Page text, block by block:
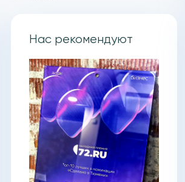
Нас рекомендуют